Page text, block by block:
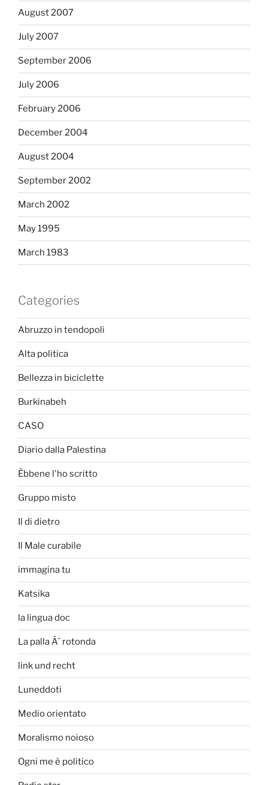
August 2007
July 2007
September 2006
July 2006
February 2006
December 2004
August 2004
September 2002
March 2002
May 1995
March 1983
Categories
Abruzzo in tendopoli
Alta politica
Bellezza in biciclette
Burkinabeh
CASO
Diario dalla Palestina
Èbbene l'ho scritto
Gruppo misto
Il di dietro
Il Male curabile
immagina tu
Katsika
la lingua doc
La palla Ã¨ rotonda
link und recht
Luneddoti
Medio orientato
Moralismo noioso
Ogni me è politico